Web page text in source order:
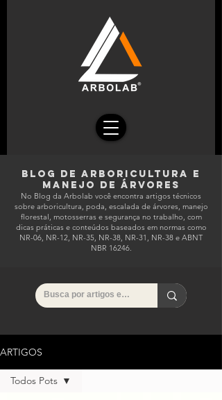
Blog de ArboriculturA E
MANEJO DE ÁRVORES
No Blog da Arbolab você encontra artigos técnicos
sobre arboricultura, poda, escalada de árvores, manejo
florestal, motosserras e segurança no trabalho, com
dicas práticas e conteúdos baseados em normas como
NR-06, NR-12, NR-35, NR-38, NR-31, NR-38 e ABNT
NBR 16246.
ARTIGOS
Todos Pots